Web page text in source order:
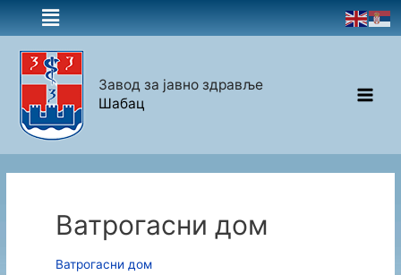
Завод за јавно здравље
Шабац
Ватрогасни дом
Ватрогасни дом